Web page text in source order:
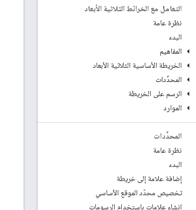
التعامل مع الخرائط الثلاثية الأبعاد
نظرة عامة
البدء
المفاهيم
الخريطة الأساسية الثلاثية الأبعاد
المحدِّدات
الرسم على الخريطة
الموارد
المحدِّدات
نظرة عامة
البدء
إضافة علامة إلى خريطة
تخصيص محدّد الموقع الأساسي
إنشاء علامات باستخدام الرسومات